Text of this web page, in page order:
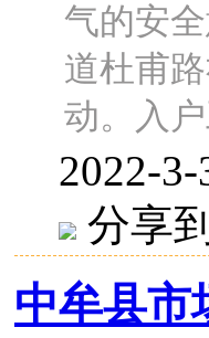
气的安
道杜甫
动。入
2022-3-
分享到
中牟县市